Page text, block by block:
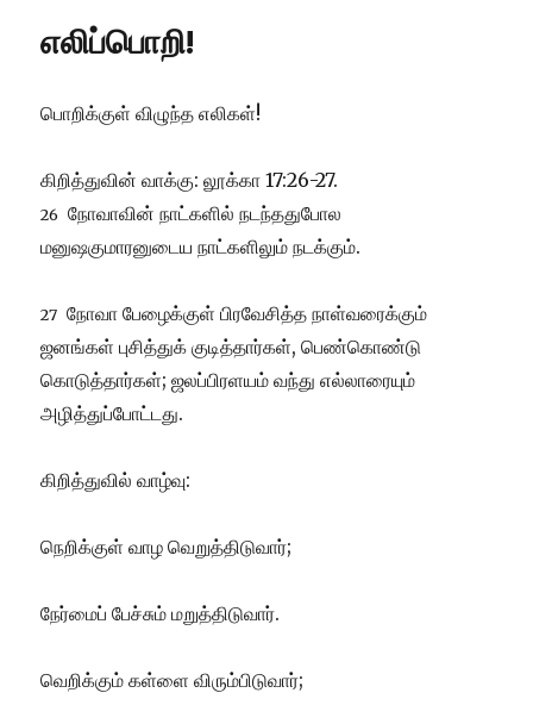
எலிப்பொறி!
பொறிக்குள் விழுந்த எலிகள்!
கிறித்துவின் வாக்கு: லூக்கா 17:26-27.
26 நோவாவின் நாட்களில் நடந்ததுபோல
மனுஷகுமாரனுடைய நாட்களிலும் நடக்கும்.
27 நோவா பேழைக்குள் பிரவேசித்த நாள்வரைக்கும்
ஜனங்கள் புசித்துக் குடித்தார்கள், பெண்கொண்டு
கொடுத்தார்கள்; ஜலப்பிரளயம் வந்து எல்லாரையும்
அழித்துப்போட்டது.
கிறித்துவில் வாழ்வு:
நெறிக்குள் வாழ வெறுத்திடுவார்;
நேர்மைப் பேச்சும் மறுத்திடுவார்.
வெறிக்கும் கள்ளை விரும்பிடுவார்;